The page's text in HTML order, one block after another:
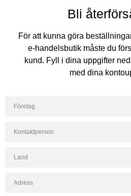
Bli
För att kunna göra
e-handelsbutik måste du
kund. Fyll i dina uppgifter
med dina